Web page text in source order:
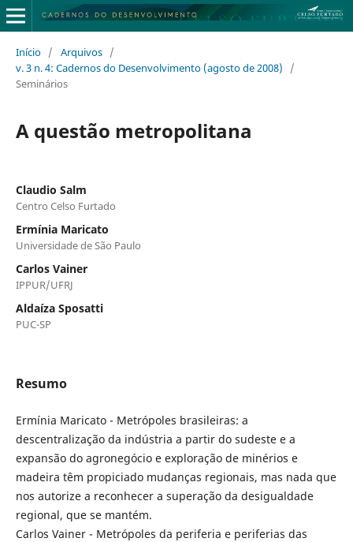
Início / Arquivos /
v. 3 n. 4: Cadernos do Desenvolvimento (agosto de 2008)
/
Seminários
A questão metropolitana
Claudio Salm
Centro Celso Furtado
Ermínia Maricato
Universidade de São Paulo
Carlos Vainer
IPPUR/UFRJ
Aldaíza Sposatti
PUC-SP
Resumo
Ermínia Maricato - Metrópoles brasileiras: a
descentralização da indústria a partir do sudeste e a
expansão do agronegócio e exploração de minérios e
madeira têm propiciado mudanças regionais, mas nada que
nos autorize a reconhecer a superação da desigualdade
regional, que se mantém.
Carlos Vainer - Metrópoles da periferia e periferias das